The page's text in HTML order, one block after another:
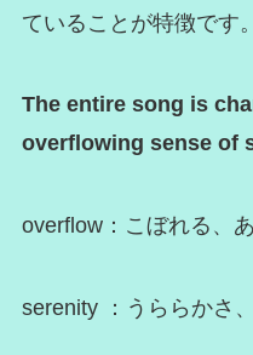
ていることが特徴です。
The entire song is
overflowing sense of
overflow：こぼれる、
serenity ：うららかさ